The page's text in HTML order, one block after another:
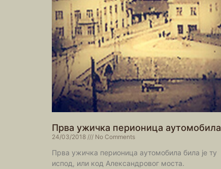
Прва ужичка перионица аутомобила
24/03/2018 No Comments
Прва ужичка перионица аутомобила била је ту
испод, или код Александровог моста.